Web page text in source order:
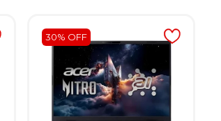
30% OFF